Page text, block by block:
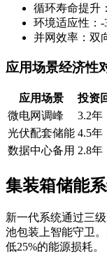
循环寿命提升
环境适应性：
并网效率：双
应用场景经济性
应用场景 投资
微电网调峰
3.2年
光伏配套储能 4.5年
数据中心备用 2.8年
集装箱储能
新一代系统通过三
池包装上智能守卫
低25%的能源损耗。